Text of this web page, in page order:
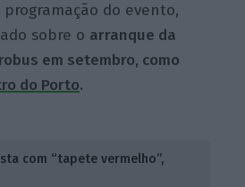
do evento,
sobre o arranque da
em setembro, como
do Porto.
com “tapete vermelho”,